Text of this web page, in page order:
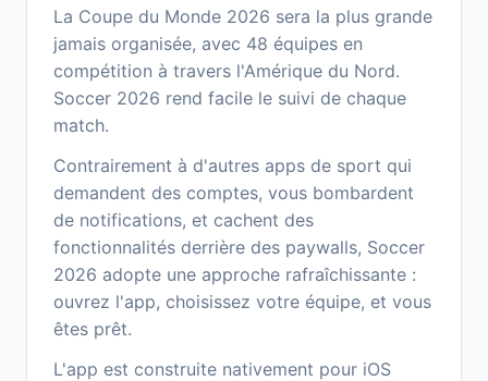
La Coupe du Monde 2026 sera la plus grande
jamais organisée, avec 48 équipes en
compétition à travers l'Amérique du Nord.
Soccer 2026 rend facile le suivi de chaque
match.
Contrairement à d'autres apps de sport qui
demandent des comptes, vous bombardent
de notifications, et cachent des
fonctionnalités derrière des paywalls, Soccer
2026 adopte une approche rafraîchissante :
ouvrez l'app, choisissez votre équipe, et vous
êtes prêt.
L'app est construite nativement pour iOS